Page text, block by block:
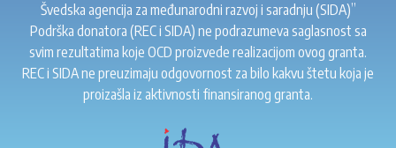
Švedska agencija za međunarodni razvoj i saradnju (SIDA)”
Podrška donatora (REC i SIDA) ne podrazumeva saglasnost sa
svim rezultatima koje OCD proizvede realizacijom ovog granta.
REC i SIDA ne preuzimaju odgovornost za bilo kakvu štetu koja je
proizašla iz aktivnosti finansiranog granta.